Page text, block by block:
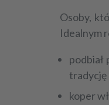
Osoby,
Idealnym
podbiał
tradycję
koper